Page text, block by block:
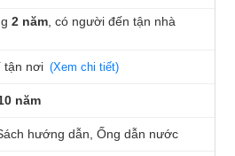
2 năm , có người đến tận nhà
tận nơi (Xem chi tiết)
năm
hướng dẫn, Ống dẫn nước